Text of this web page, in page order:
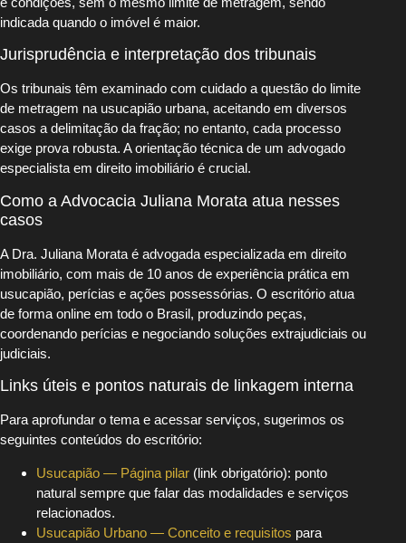
indicada quando o imóvel é maior.
Jurisprudência e interpretação dos tribunais
Os tribunais têm examinado com cuidado a questão do limite
de metragem na usucapião urbana, aceitando em diversos
casos a delimitação da fração; no entanto, cada processo
exige prova robusta. A orientação técnica de um advogado
especialista em direito imobiliário é crucial.
Como a Advocacia Juliana Morata atua nesses
casos
A Dra. Juliana Morata é advogada especializada em direito
imobiliário, com mais de 10 anos de experiência prática em
usucapião, perícias e ações possessórias. O escritório atua
de forma online em todo o Brasil, produzindo peças,
coordenando perícias e negociando soluções extrajudiciais ou
judiciais.
Links úteis e pontos naturais de linkagem interna
Para aprofundar o tema e acessar serviços, sugerimos os
seguintes conteúdos do escritório:
Usucapião — Página pilar (link obrigatório): ponto
natural sempre que falar das modalidades e serviços
relacionados.
Usucapião Urbano — Conceito e requisitos para